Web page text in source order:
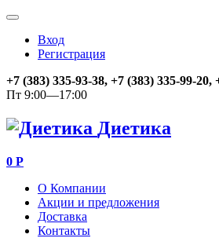
Вход
Регистрация
+7 (383) 335-93-38, +7 (383) 335-99-20,
Пт 9:00—17:00
Диетика
0 Р
О Компании
Акции и предложения
Доставка
Контакты